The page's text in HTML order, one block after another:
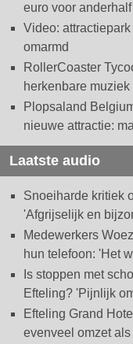
euro voor
Video:
omarmd
RollerCoaster
herkenbare muziek
Plopsaland
nieuwe attractie:
Laatste audio
Snoeiharde kritiek
'Afgrijselijk en
Medewerkers
hun telefoon: 'Het
Is stoppen met
Efteling? 'Pijnlijk
Efteling Grand
evenveel omzet